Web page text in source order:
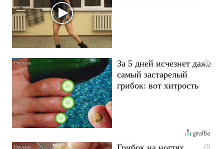
i
За 5 дней исчезнет даже
самый застарелый
грибок: вот хитрость
i